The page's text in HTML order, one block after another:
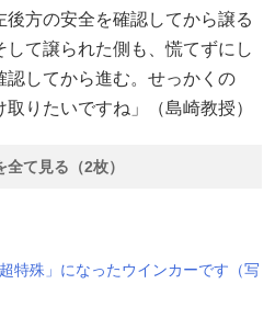
方の安全を確認してから譲る
して譲られた側も、慌てずにし
認してから進む。せっかくの
取りたいですね」（島崎教授）
全て見る（2枚）
特殊」になったウインカーです（写